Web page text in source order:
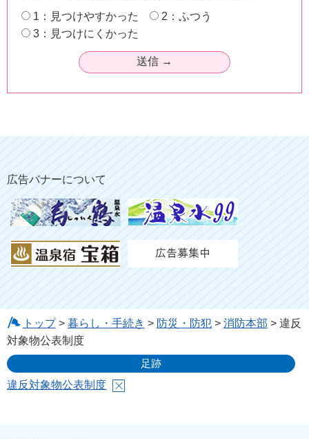
1：見つけやすかった
2：ふつう
3：見つけにくかった
広告バナーについて
トップ> 暮らし・手続き > 防災・防犯> 消防本部 > 違反
対象物公表制度
足跡
違反対象物公表制度